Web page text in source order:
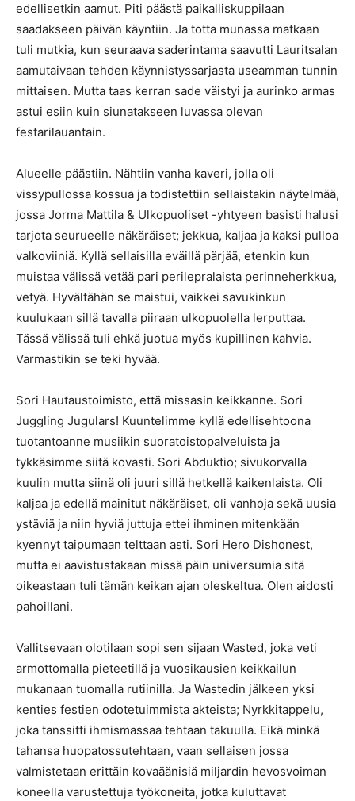
edellisetkin aamut. Piti päästä paikalliskuppilaan
saadakseen päivän käyntiin. Ja totta munassa matkaan
tuli mutkia, kun seuraava saderintama saavutti Lauritsalan
aamutaivaan tehden käynnistyssarjasta useamman tunnin
mittaisen. Mutta taas kerran sade väistyi ja aurinko armas
astui esiin kuin siunatakseen luvassa olevan
festarilauantain.
Alueelle päästiin. Nähtiin vanha kaveri, jolla oli
vissypullossa kossua ja todistettiin sellaistakin näytelmää,
jossa Jorma Mattila & Ulkopuoliset -yhtyeen basisti halusi
tarjota seurueelle näkäräiset; jekkua, kaljaa ja kaksi pulloa
valkoviiniä. Kyllä sellaisilla eväillä pärjää, etenkin kun
muistaa välissä vetää pari perilepralaista perinneherkkua,
vetyä. Hyvältähän se maistui, vaikkei savukinkun
kuulukaan sillä tavalla piiraan ulkopuolella lerputtaa.
Tässä välissä tuli ehkä juotua myös kupillinen kahvia.
Varmastikin se teki hyvää.
Sori Hautaustoimisto, että missasin keikkanne. Sori
Juggling Jugulars! Kuuntelimme kyllä edellisehtoona
tuotantoanne musiikin suoratoistopalveluista ja
tykkäsimme siitä kovasti. Sori Abduktio; sivukorvalla
kuulin mutta siinä oli juuri sillä hetkellä kaikenlaista. Oli
kaljaa ja edellä mainitut näkäräiset, oli vanhoja sekä uusia
ystäviä ja niin hyviä juttuja ettei ihminen mitenkään
kyennyt taipumaan telttaan asti. Sori Hero Dishonest,
mutta ei aavistustakaan missä päin universumia sitä
oikeastaan tuli tämän keikan ajan oleskeltua. Olen aidosti
pahoillani.
Vallitsevaan olotilaan sopi sen sijaan Wasted, joka veti
armottomalla pieteetillä ja vuosikausien keikkailun
mukanaan tuomalla rutiinilla. Ja Wastedin jälkeen yksi
kenties festien odotetuimmista akteista; Nyrkkitappelu,
joka tanssitti ihmismassaa tehtaan takuulla. Eikä minkä
tahansa huopatossutehtaan, vaan sellaisen jossa
valmistetaan erittäin kovaäänisiä miljardin hevosvoiman
koneella varustettuja työkoneita, jotka kuluttavat